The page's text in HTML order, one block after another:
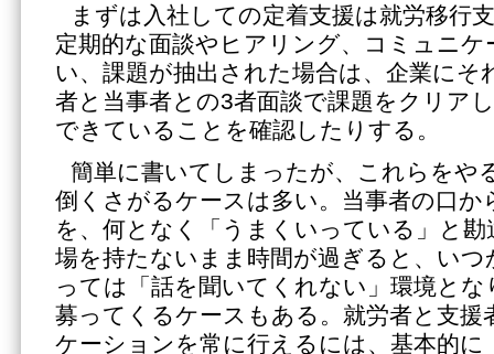
まずは入社しての定着支援は就労移行
定期的な面談やヒアリング、コミュニ
い、課題が抽出された場合は、企業にそ
者と当事者との3者面談で課題をクリア
できていることを確認したりする。
簡単に書いてしまったが、これらをや
倒くさがるケースは多い。当事者の口か
を、何となく「うまくいっている」と
場を持たないまま時間が過ぎると、い
っては「話を聞いてくれない」環境と
募ってくるケースもある。就労者と支援
ケーションを常に行えるには、基本的に